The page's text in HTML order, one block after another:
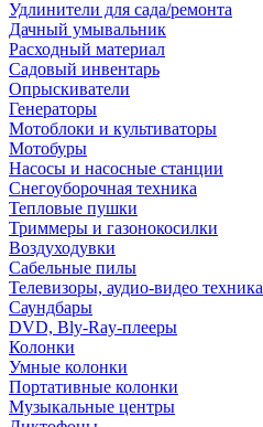
Удлинители для сада/ремонта
Дачный умывальник
Расходный материал
Садовый инвентарь
Опрыскиватели
Генераторы
Мотоблоки и культиваторы
Мотобуры
Насосы и насосные станции
Снегоуборочная техника
Тепловые пушки
Триммеры и газонокосилки
Воздуходувки
Сабельные пилы
Телевизоры, аудио-видео техника
Саундбары
DVD, Bly-Ray-плееры
Колонки
Умные колонки
Портативные колонки
Музыкальные центры